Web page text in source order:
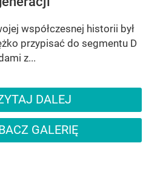
współczesnej historii był
przypisać do segmentu D
z...
DALEJ
GALERIĘ